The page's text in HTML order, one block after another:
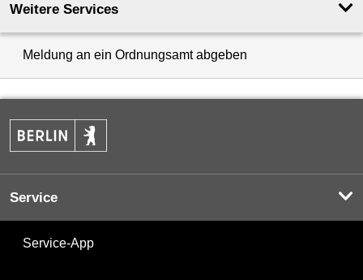
Weitere Services
Meldung an ein Ordnungsamt abgeben
Service
Service-App